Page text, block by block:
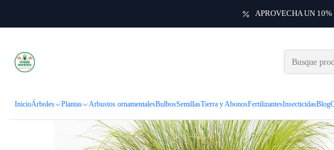
InicioÁrboles Plantas Arbustos ornamentalesBulbosSemillasTierra y AbonosFertilizantesInsecticidasBlog
APROVECHA UN
Inicio Arbustos